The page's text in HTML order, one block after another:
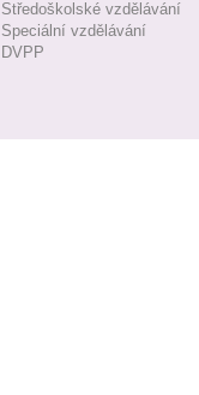
Středoškolské vzdělávání
Speciální vzdělávání
DVPP